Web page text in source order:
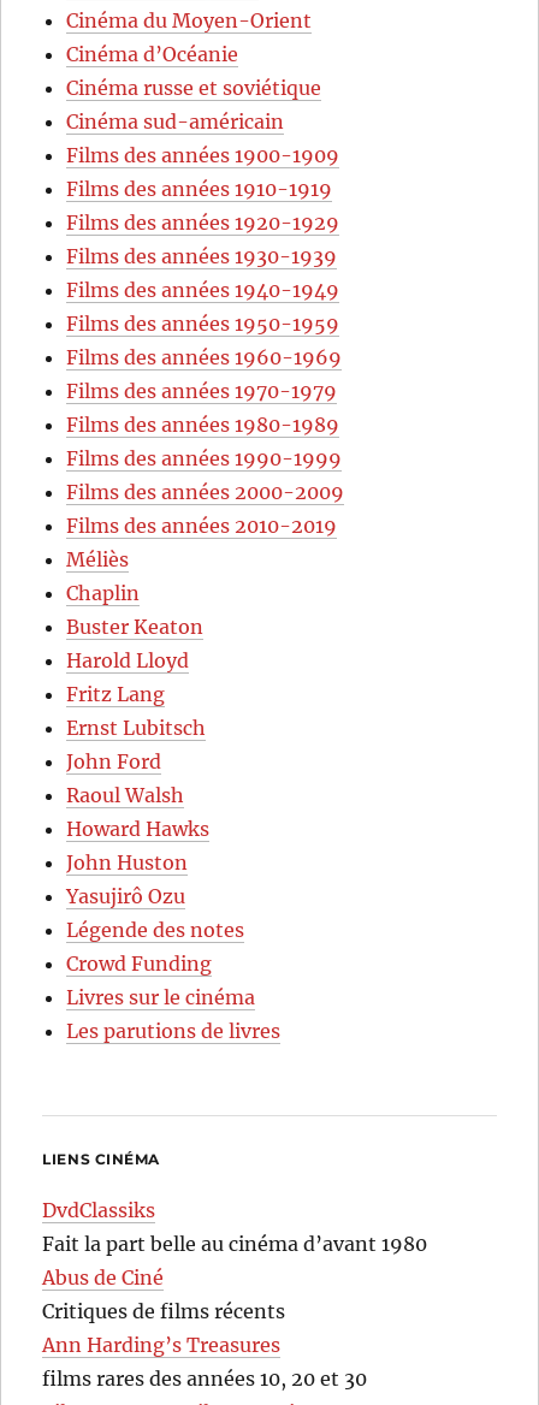
Cinéma du Moyen-Orient
Cinéma d’Océanie
Cinéma russe et soviétique
Cinéma sud-américain
Films des années 1900-1909
Films des années 1910-1919
Films des années 1920-1929
Films des années 1930-1939
Films des années 1940-1949
Films des années 1950-1959
Films des années 1960-1969
Films des années 1970-1979
Films des années 1980-1989
Films des années 1990-1999
Films des années 2000-2009
Films des années 2010-2019
Méliès
Chaplin
Buster Keaton
Harold Lloyd
Fritz Lang
Ernst Lubitsch
John Ford
Raoul Walsh
Howard Hawks
John Huston
Yasujirô Ozu
Légende des notes
Crowd Funding
Livres sur le cinéma
Les parutions de livres
LIENS CINÉMA
DvdClassiks
Fait la part belle au cinéma d’avant 1980
Abus de Ciné
Critiques de films récents
Ann Harding’s Treasures
films rares des années 10, 20 et 30